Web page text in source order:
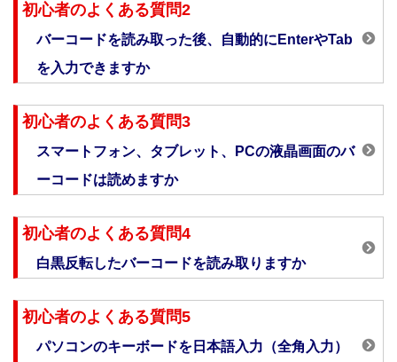
初心者のよくある質問2
バーコードを読み取った後、自動的にEnterやTab
を入力できますか
初心者のよくある質問3
スマートフォン、タブレット、PCの液晶画面のバ
ーコードは読めますか
初心者のよくある質問4
白黒反転したバーコードを読み取りますか
初心者のよくある質問5
パソコンのキーボードを日本語入力（全角入力）